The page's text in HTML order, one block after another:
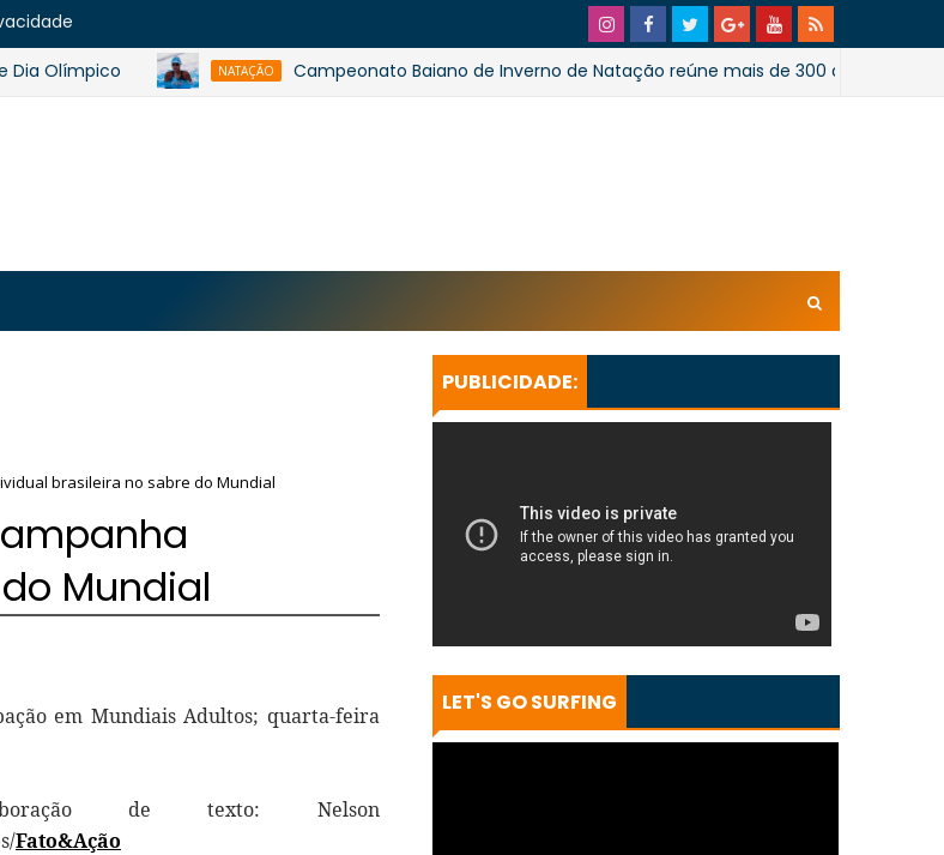
NATAÇÃO Campeonato Baiano de Inverno de Natação reúne mais de 300 atletas em Salvador
brasileira no sabre do Mundial
Mundial
em Mundiais Adultos; quarta-feira
de texto: Nelson
Fato&Ação
PUBLICIDADE:
LET'S GO SURFING